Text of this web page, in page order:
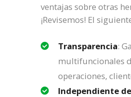
ventajas sobre otras
¡Revisemos! El
Transparencia:
multifuncionales
operaciones,
Independiente